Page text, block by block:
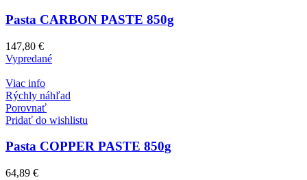
Pasta CARBON PASTE 850g
147,80 €
Vypredané
Viac info
Rýchly náhľad
Porovnať
Pridať do wishlistu
Pasta COPPER PASTE 850g
64,89 €